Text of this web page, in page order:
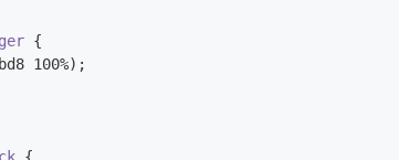
{
100%);